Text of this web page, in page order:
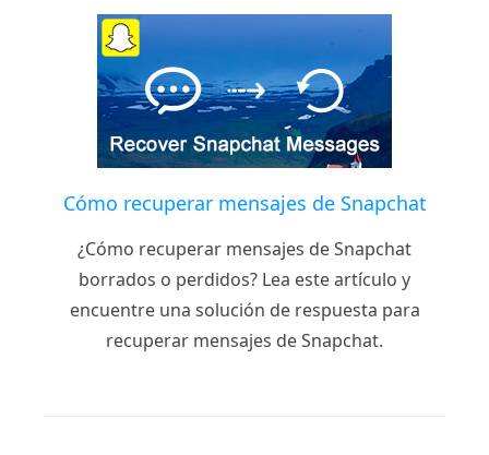
Cómo recuperar mensajes de Snapchat
¿Cómo recuperar mensajes de Snapchat
borrados o perdidos? Lea este artículo y
encuentre una solución de respuesta para
recuperar mensajes de Snapchat.